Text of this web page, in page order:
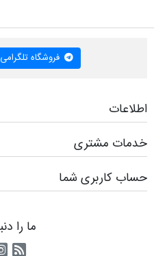
فروشگاه تلگرامی
اطلاعات
خدمات مشتری
حساب کاربری شما
ما را